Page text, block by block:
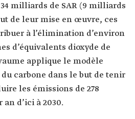
milliards de SAR (9 milliards
de leur mise en œuvre, ces
à l’élimination d’environ
d’équivalents dioxyde de
applique le modèle
carbone dans le but de tenir
les émissions de 278
d’ici à 2030.